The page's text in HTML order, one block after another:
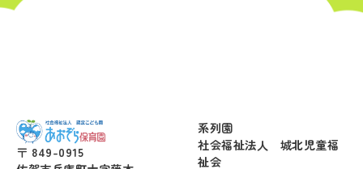
〒 849-0915
系列園
社会福祉法人 城北児童福
祉会